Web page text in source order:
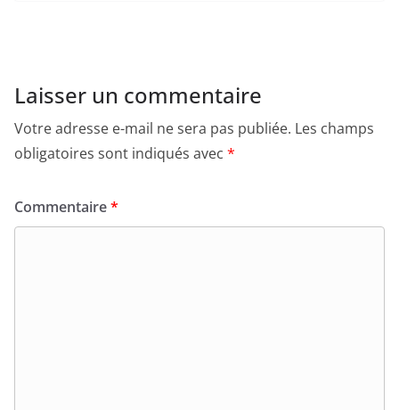
Laisser un commentaire
Votre adresse e-mail ne sera pas publiée. Les champs
obligatoires sont indiqués avec *
Commentaire*